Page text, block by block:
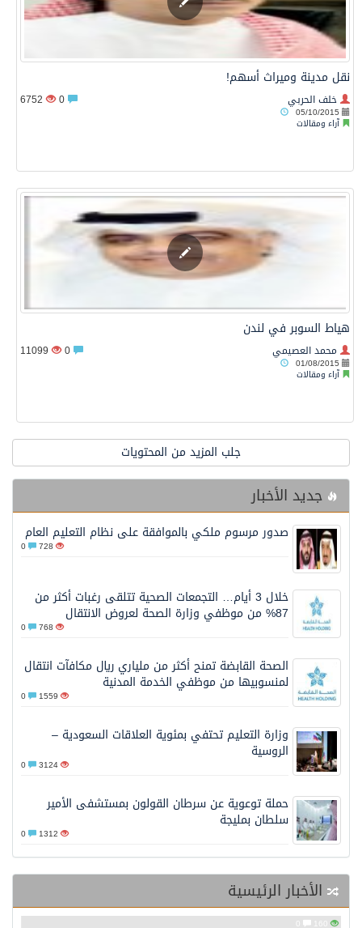
نقل مدينة وميراث أسهم!
خلف الحربي
05/10/2015
آراء ومقالات
6752
هياط السوبر في لندن
محمد العصيمي
01/08/2015
آراء ومقالات
11099
جلب المزيد من المحتويات
جديد الأخبار
صدور مرسوم ملكي بالموافقة على نظام التعليم العام
728
خلال 3 أيام… التجمعات الصحية تتلقى رغبات أكثر من
87% من موظفي وزارة الصحة لعروض الانتقال
768
الصحة القابضة تمنح أكثر من ملياري ريال مكافآت انتقال
لمنسوبيها من موظفي الخدمة المدنية
1559
وزارة التعليم تحتفي بمئوية العلاقات السعودية –
الروسية
3124
حملة توعوية عن سرطان القولون بمستشفى الأمير
سلطان بمليجة
1312
الأخبار الرئيسية